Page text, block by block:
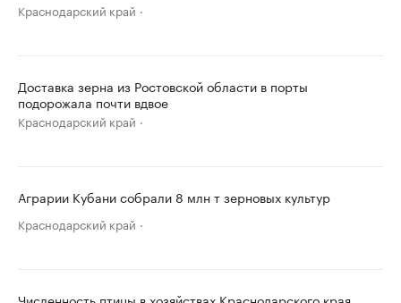
Краснодарский край
Доставка зерна из Ростовской области в порты
подорожала почти вдвое
Краснодарский край
Аграрии Кубани собрали 8 млн т зерновых культур
Краснодарский край